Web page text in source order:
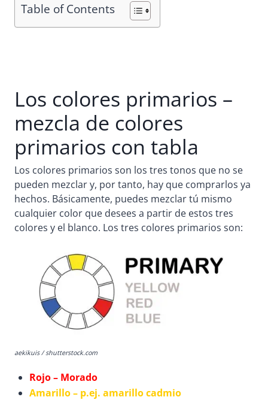
Table of Contents
Los colores primarios –
mezcla de colores
primarios con tabla
Los colores primarios son los tres tonos que no se
pueden mezclar y, por tanto, hay que comprarlos ya
hechos. Básicamente, puedes mezclar tú mismo
cualquier color que desees a partir de estos tres
colores y el blanco. Los tres colores primarios son:
aekikuis / shutterstock.com
Rojo – Morado
Amarillo – p.ej. amarillo cadmio